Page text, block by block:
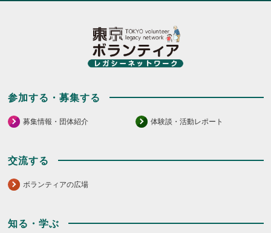
参加する・募集する
募集情報・団体紹介 体験談・活動レポート
交流する
ボランティアの広場
知る・学ぶ